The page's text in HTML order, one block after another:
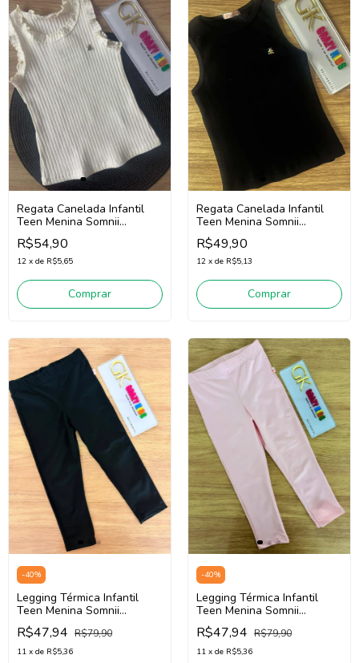
Regata Canelada Infantil
Teen Menina Somnii
4253012 (Off White)
R$54,90
12 x de R$5,65
Comprar
Regata Canelada Infantil
Teen Menina Somnii
4253011 (Preto)
R$49,90
12 x de R$5,13
Comprar
-40%
Legging Térmica Infantil
Teen Menina Somnii
4261017 (Preto)
R$47,94 R$79,90
11 x de R$5,36
-40%
Legging Térmica Infantil
Teen Menina Somnii
4261017 (Rosa)
R$47,94 R$79,90
11 x de R$5,36